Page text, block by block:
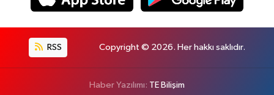
RSS Copyright © 2026. Her hakkı saklıdır.
Haber Yazılımı: TE Bilişim